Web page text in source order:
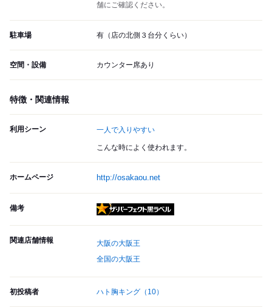
舗にご確認ください。
駐車場 有（店の北側３台分くらい）
空間・設備 カウンター席あり
特徴・関連情報
利用シーン 一人で入りやすい
こんな時によく使われます。
ホームページ http://osakaou.net
備考
関連店舗情報
大阪の大阪王
全国の大阪王
初投稿者 ハト胸キング （10）